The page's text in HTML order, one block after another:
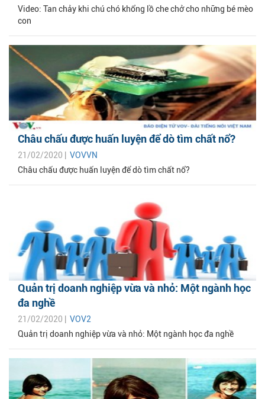
Video: Tan chảy khi chú chó khổng lồ che chở cho những bé mèo
con
Châu chấu được huấn luyện để dò tìm chất nổ?
21/02/2020 | VOVVN
Châu chấu được huấn luyện để dò tìm chất nổ?
Quản trị doanh nghiệp vừa và nhỏ: Một ngành học
đa nghề
21/02/2020 | VOV2
Quản trị doanh nghiệp vừa và nhỏ: Một ngành học đa nghề